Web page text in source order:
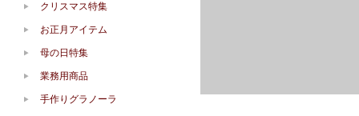
クリスマス特集
お正月アイテム
母の日特集
業務用商品
手作りグラノーラ